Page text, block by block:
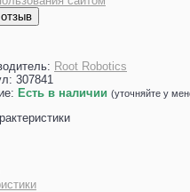
Root Robotics
307841
Есть в наличии (уточняйте у